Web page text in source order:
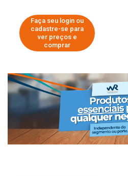
Faça seu login ou
cadastre-se para
ver preços e
comprar